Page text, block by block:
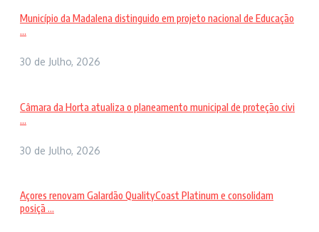
Município da Madalena distinguido em projeto nacional de Educação
...
30 de Julho, 2026
Câmara da Horta atualiza o planeamento municipal de proteção civi
...
30 de Julho, 2026
Açores renovam Galardão QualityCoast Platinum e consolidam
posiçã ...